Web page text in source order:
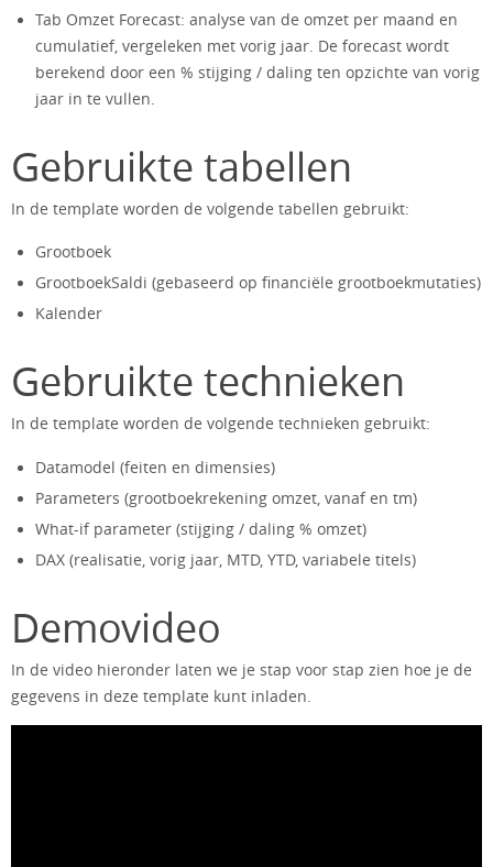
Tab Omzet Forecast: analyse van de omzet per maand en
cumulatief, vergeleken met vorig jaar. De forecast wordt
berekend door een % stijging / daling ten opzichte van vorig
jaar in te vullen.
Gebruikte tabellen
In de template worden de volgende tabellen gebruikt:
Grootboek
GrootboekSaldi (gebaseerd op financiële grootboekmutaties)
Kalender
Gebruikte technieken
In de template worden de volgende technieken gebruikt:
Datamodel (feiten en dimensies)
Parameters (grootboekrekening omzet, vanaf en tm)
What-if parameter (stijging / daling % omzet)
DAX (realisatie, vorig jaar, MTD, YTD, variabele titels)
Demovideo
In de video hieronder laten we je stap voor stap zien hoe je de
gegevens in deze template kunt inladen.